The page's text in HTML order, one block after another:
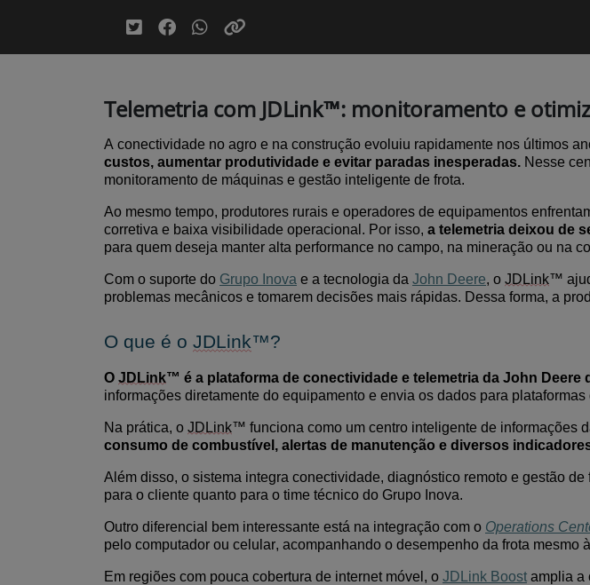
Telemetria com JDLink™: monitoramento e
A conectividade no agro e na construção evoluiu rapidamente nos últimos
custos, aumentar produtividade e evitar paradas inesperadas. Nesse
monitoramento de máquinas e gestão inteligente de frota.
Ao mesmo tempo, produtores rurais e operadores de equipamentos
corretiva e baixa visibilidade operacional. Por isso, a telemetria deixou de
para quem deseja manter alta performance no campo, na mineração ou na
Com o suporte do Grupo Inova e a tecnologia da John Deere, o JDLink™
problemas mecânicos e tomarem decisões mais rápidas. Dessa forma, a
O que é o JDLink™?
O JDLink™ é a plataforma de conectividade e telemetria da John
informações diretamente do equipamento e envia os dados para
Na prática, o JDLink™ funciona como um centro inteligente de informações
consumo de combustível, alertas de manutenção e diversos
Além disso, o sistema integra conectividade, diagnóstico remoto e gestão
para o cliente quanto para o time técnico do Grupo Inova.
Outro diferencial bem interessante está na integração com o Operations
pelo computador ou celular, acompanhando o desempenho da frota mesmo
Em regiões com pouca cobertura de internet móvel, o JDLink Boost amplia a